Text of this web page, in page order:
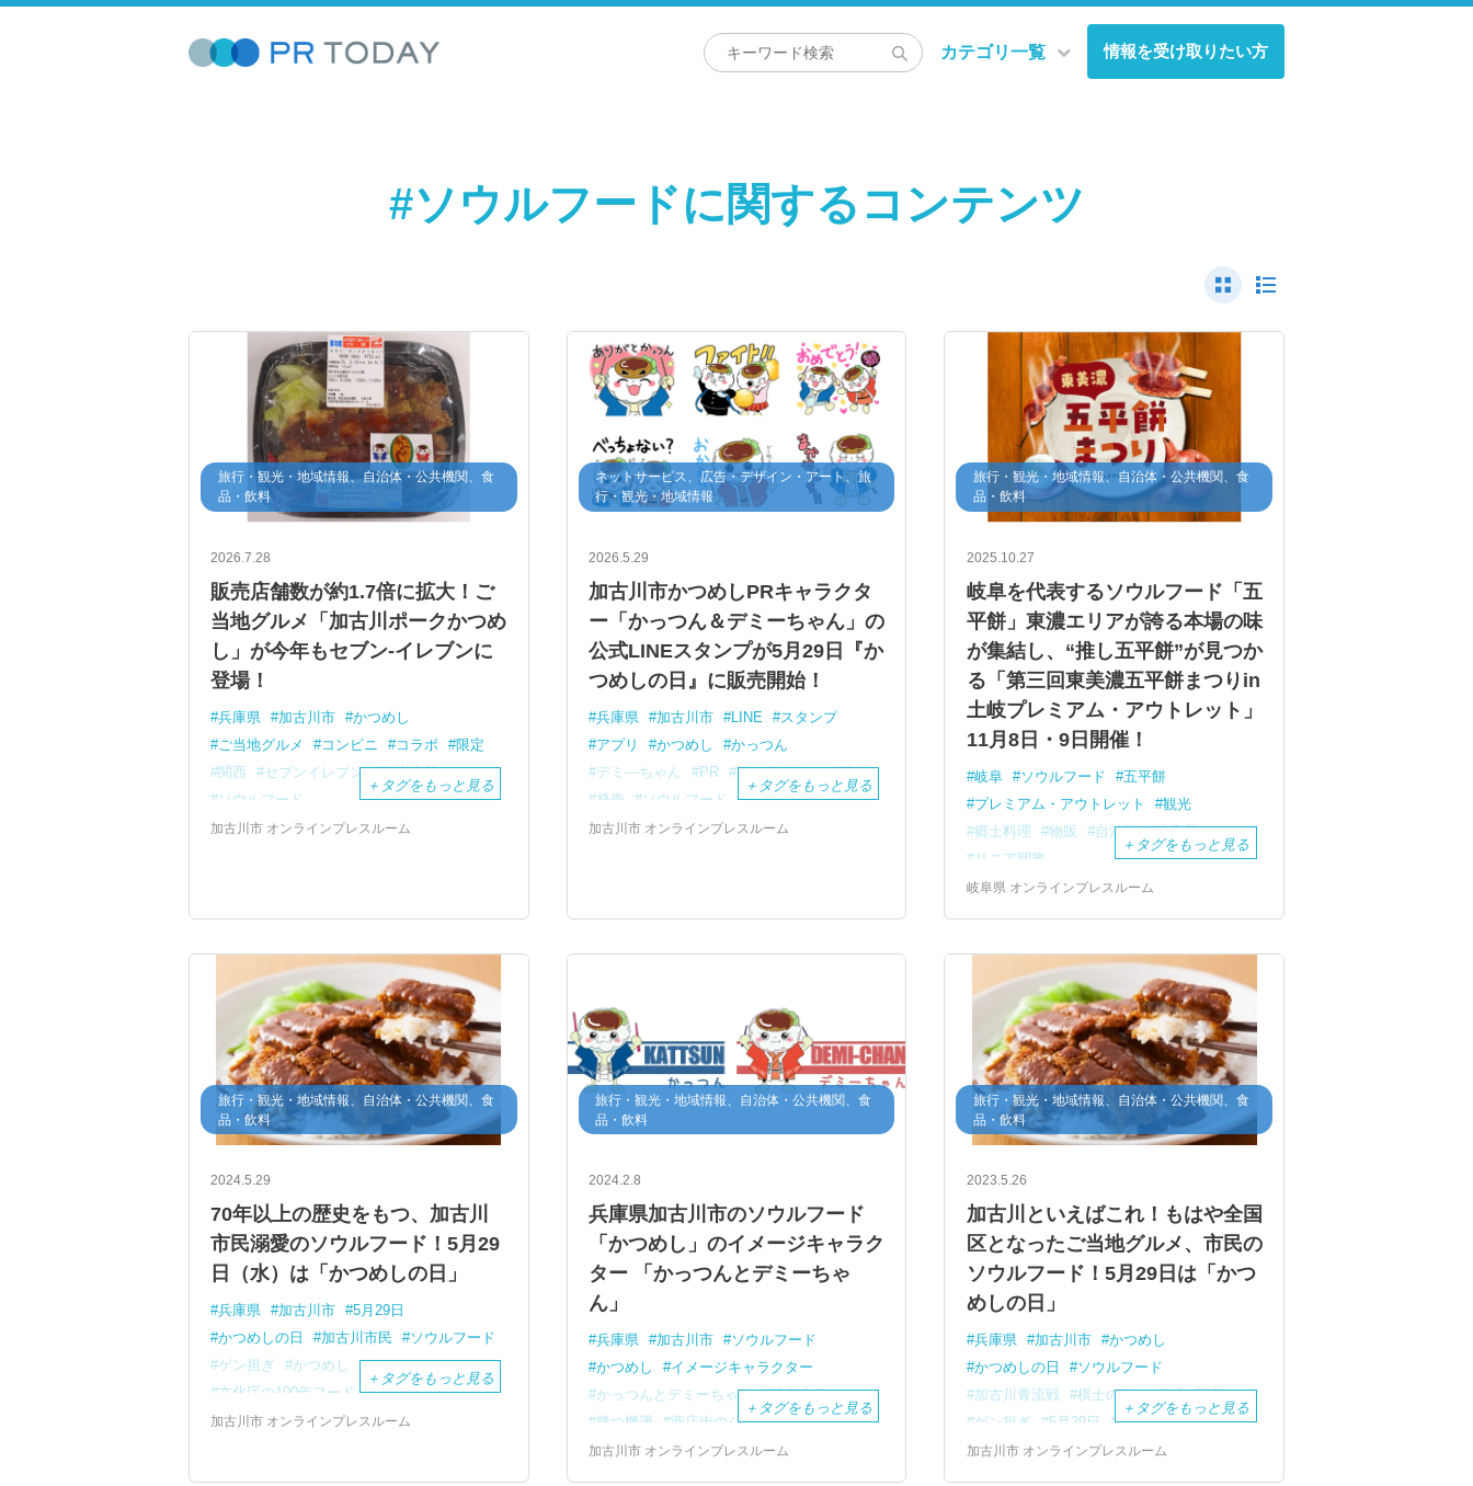
カテゴリ一覧 情報を受け取りたい方
#ソウルフードに関するコンテンツ
旅行・観光・地域情報、自治体・公共機関、食
品・飲料
2026.7.28
販売店舗数が約1.7倍に拡大！ご
当地グルメ「加古川ポークかつめ
し」が今年もセブン-イレブンに
登場！
兵庫県 加古川市
かつめし
ご当地グルメ
コンビニ コラボ
限定
関西
セブンイレブン
観光大使
ソウルフード
＋ タグをもっと見る
加古川市 オンラインプレスルーム
ネットサービス、広告・デザイン・アート、旅
行・観光・地域情報
2026.5.29
加古川市かつめしPRキャラクタ
ー「かっつん＆デミーちゃん」の
公式LINEスタンプが5月29日『か
つめしの日』に販売開始！
兵庫県 加古川市 LINE
スタンプ
アプリ
かつめし
かっつん
デミ―ちゃん
PR キャラクター
販売
発売
ソウルフード
＋ タグをもっと見る
加古川市 オンラインプレスルーム
旅行・観光・地域情報、自治体・公共機関、食
品・飲料
2025.10.27
岐阜を代表するソウルフード「五
平餅」東濃エリアが誇る本場の味
が集結し、“推し五平餅”が見つか
る「第三回東美濃五平餅まつりin
土岐プレミアム・アウトレット」
11月8日・9日開催！
岐阜 ソウルフード
五平餅
プレミアム・アウトレット
観光
郷土料理
物販 自治体
特産品
リニア開業
＋ タグをもっと見る
岐阜県 オンラインプレスルーム
旅行・観光・地域情報、自治体・公共機関、食
品・飲料
2024.5.29
70年以上の歴史をもつ、加古川
市民溺愛のソウルフード！5月29
日（水）は「かつめしの日」
兵庫県 加古川市
5月29日
かつめしの日
加古川市民
ソウルフード
ゲン担ぎ
かつめし
文化庁の100年フード
うまいでぇ！加古川かつめしの会
＋ タグをもっと見る
加古川市 オンラインプレスルーム
旅行・観光・地域情報、自治体・公共機関、食
品・飲料
2024.2.8
兵庫県加古川市のソウルフード
「かつめし」のイメージキャラク
ター 「かっつんとデミーちゃ
ん」
兵庫県 加古川市
ソウルフード
かつめし
イメージキャラクター
かっつんとデミーちゃん
観光大使
勝つ機運
商店街のシンボル
かっつん石像破壊事件
復かつ祭
＋ タグをもっと見る
加古川市 オンラインプレスルーム
旅行・観光・地域情報、自治体・公共機関、食
品・飲料
2023.5.26
加古川といえばこれ！もはや全国
区となったご当地グルメ、市民の
ソウルフード！5月29日は「かつ
めしの日」
兵庫県 加古川市
かつめし
かつめしの日
ソウルフード
加古川青流戦
棋士のまち
プロ棋士
ゲン担ぎ
5月29日
文化庁
100年フード
＋ タグをもっと見る
加古川市 オンラインプレスルーム